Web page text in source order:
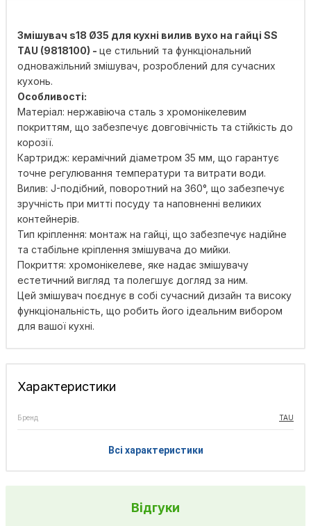
Змішувач s18 Ø35 для кухні вилив вухо на гайці SS
TAU (9818100) - це стильний та функціональний
одноважільний змішувач, розроблений для сучасних
кухонь.
Особливості:
Матеріал: нержавіюча сталь з хромонікелевим
покриттям, що забезпечує довговічність та стійкість до
корозії.
Картридж: керамічний діаметром 35 мм, що гарантує
точне регулювання температури та витрати води.
Вилив: J-подібний, поворотний на 360°, що забезпечує
зручність при митті посуду та наповненні великих
контейнерів.
Тип кріплення: монтаж на гайці, що забезпечує надійне
та стабільне кріплення змішувача до мийки.
Покриття: хромонікелеве, яке надає змішувачу
естетичний вигляд та полегшує догляд за ним.
Цей змішувач поєднує в собі сучасний дизайн та високу
функціональність, що робить його ідеальним вибором
для вашої кухні.
Характеристики
Бренд TAU
Всі характеристики
Відгуки